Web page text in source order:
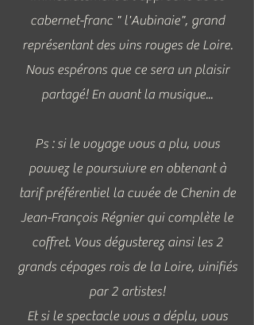
cabernet-franc " l'Aubinaie", grand
représentant des vins rouges de Loire.
Nous espérons que ce sera un plaisir
partagé! En avant la musique...
Ps : si le voyage vous a plu, vous
pouvez le poursuivre en obtenant à
tarif préférentiel la cuvée de Chenin de
Jean-François Régnier qui complète le
coffret. Vous dégusterez ainsi les 2
grands cépages rois de la Loire, vinifiés
par 2 artistes!
Et si le spectacle vous a déplu, vous